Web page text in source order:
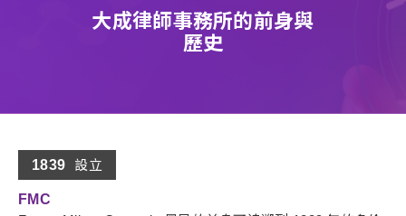
大成律師事務所的前身與
歷史
1839 設立
FMC